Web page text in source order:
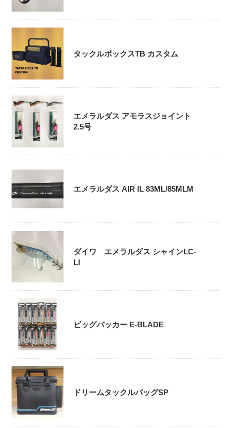
タックルボックスTB カスタム
エメラルダス アモラスジョイント
2.5号
エメラルダス AIR IL 83ML/85MLM
ダイワ エメラルダス シャインLC-
LI
ビッグバッカー E-BLADE
ドリームタックルバッグSP